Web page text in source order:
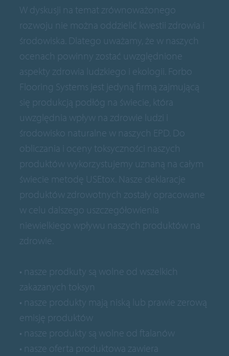
W dyskusji na temat zrównoważonego
rozwoju nie można oddzielić kwestii zdrowia i
środowiska. Dlatego uważamy, że w naszych
ocenach powinny zostać uwzględnione
aspekty zdrowia ludzkiego i ekologii. Forbo
Flooring Systems jest jedyną firmą zajmującą
się produkcją podłóg na świecie, która
uwzględnia wpływ na zdrowie ludzi i
środowisko naturalne w naszych EPD. Do
obliczania i oceny toksyczności naszych
produktów wykorzystujemy uznaną na całym
świecie metodę USEtox. Nasze deklaracje
produktów zdrowotnych zostały opracowane
w celu dalszego uszczegółowienia
niewielkiego wpływu naszych produktów na
zdrowie.
• nasze prodkuty są wolne od wszelkich
zakazanych toksyn
• nasze produkty mają niską lub prawie zerową
emisję produktów
• nasze produkty są wolne od ftalanów
• nasze oferta produktowa zawiera